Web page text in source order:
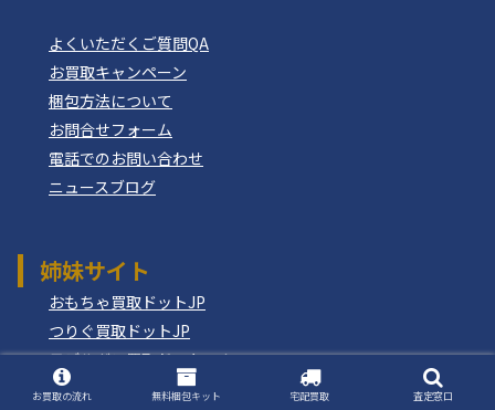
よくいただくご質問QA
お買取キャンペーン
梱包方法について
お問合せフォーム
電話でのお問い合わせ
ニュースブログ
姉妹サイト
おもちゃ買取ドットJP
つりぐ買取ドットJP
モデルガン買取ドットコム
もけいのどらねこ堂
お買取の流れ 無料梱包キット 宅配買取 査定窓口